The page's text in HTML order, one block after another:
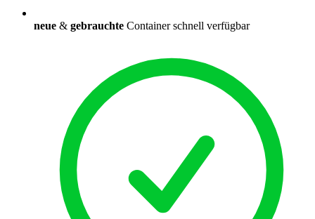
neue & gebrauchte Container schnell verfügbar